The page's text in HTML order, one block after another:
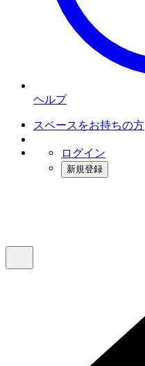
ヘルプ
スペースをお持ちの方
ログイン
新規登録